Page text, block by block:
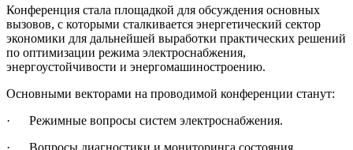
Конференция стала площадкой для обсуждения основных
вызовов, с которыми сталкивается энергетический сектор
экономики для дальнейшей выработки практических решений
по оптимизации режима электроснабжения,
энергоустойчивости и энергомашиностроению.
Основными векторами на проводимой конференции станут:
· Режимные вопросы систем электроснабжения.
· Вопросы диагностики и мониторинга состояния